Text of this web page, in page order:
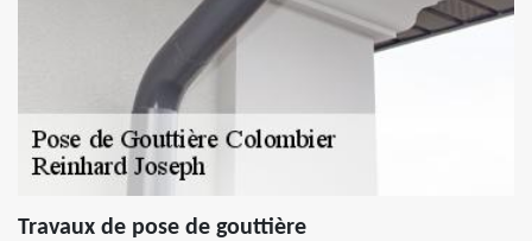
Travaux de pose de gouttière